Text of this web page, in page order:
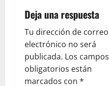
a
c
i
ó
Deja una respuesta
Tu dirección de correo
electrónico no será
publicada. Los campos
obligatorios están
marcados con *